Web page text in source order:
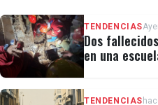
TENDENCIAS
Dos
en una
TENDENCIAS